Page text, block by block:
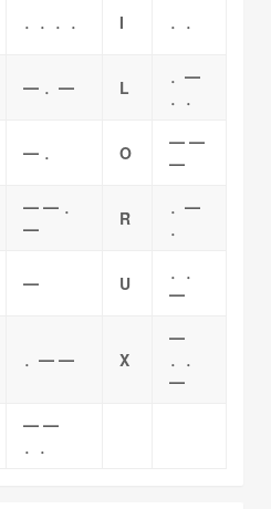
．．．． I ．．
━ ．━ L
．━
．．
━ ． O
━ ━
━
━ ━ ．
━
R
．━
．
━ U
．．
━
．━ ━ X
━
．．
━
━ ━
．．